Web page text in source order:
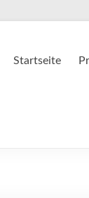
Startseite